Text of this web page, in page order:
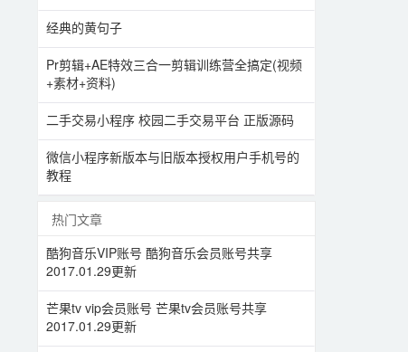
经典的黄句子
Pr剪辑+AE特效三合一剪辑训练营全搞定(视频
+素材+资料)
二手交易小程序 校园二手交易平台 正版源码
微信小程序新版本与旧版本授权用户手机号的
教程
热门文章
酷狗音乐VIP账号 酷狗音乐会员账号共享
2017.01.29更新
芒果tv vip会员账号 芒果tv会员账号共享
2017.01.29更新